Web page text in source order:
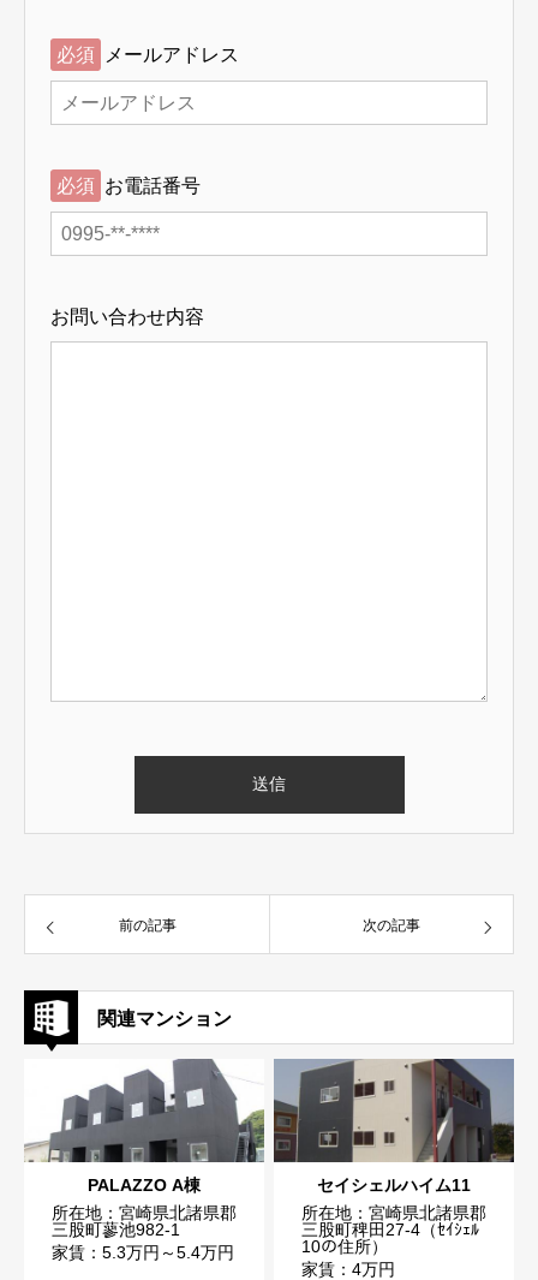
必須 メールアドレス
必須 お電話番号
お問い合わせ内容
前の記事 次の記事
関連マンション
PALAZZO A棟
所在地：宮崎県北諸県郡
三股町蓼池982-1
家賃：5.3万円～5.4万円
セイシェルハイム11
所在地：宮崎県北諸県郡
三股町稗田27-4（ｾｲｼｪﾙ
10の住所）
家賃：4万円